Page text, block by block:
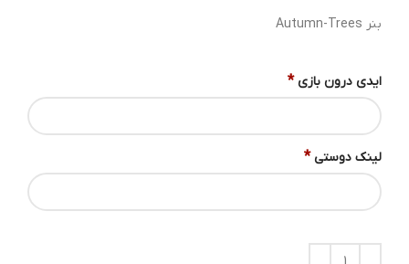
بنر Autumn-Trees
ایدی درون بازی *
لینک دوستی *